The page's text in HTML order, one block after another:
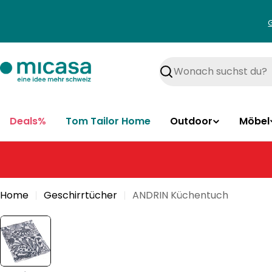
Suchen
Deals% Tom Tailor Home Outdoor Möbel
Home Geschirrtücher ANDRIN Küchentuch